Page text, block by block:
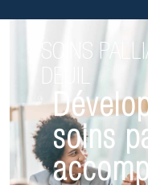
SOINS
soins